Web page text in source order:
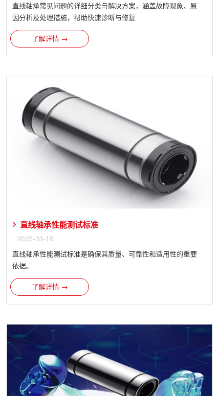
直线轴承​常见问题的详细分类与解决方案，涵盖故障现象、原
因分析及处理措施，帮助快速诊断与修复
了解详情 →
直线轴承性能测试标准
2025-03-18
直线轴承​性能测试标准是确保其质量、可靠性和适用性的重要
依据。
了解详情 →